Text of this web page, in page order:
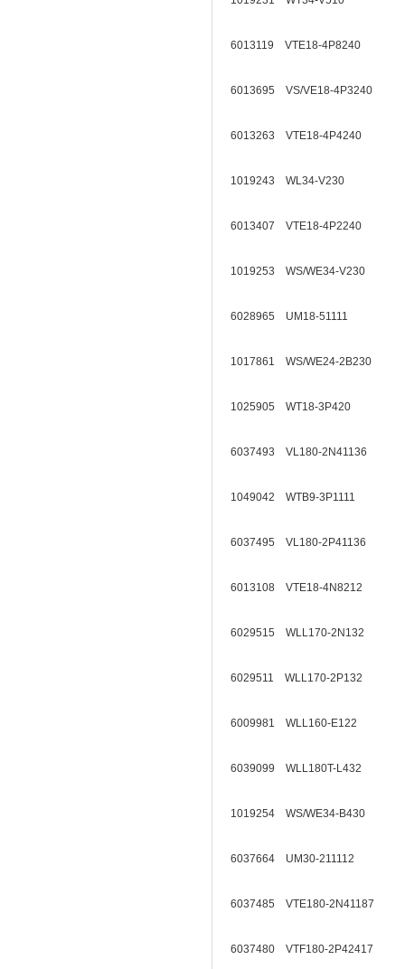
6013119 VTE18-4P8240
6013695 VS/VE18-4P3240
6013263 VTE18-4P4240
1019243 WL34-V230
6013407 VTE18-4P2240
1019253 WS/WE34-V230
6028965 UM18-51111
1017861 WS/WE24-2B230
1025905 WT18-3P420
6037493 VL180-2N41136
1049042 WTB9-3P1111
6037495 VL180-2P41136
6013108 VTE18-4N8212
6029515 WLL170-2N132
6029511 WLL170-2P132
6009981 WLL160-E122
6039099 WLL180T-L432
1019254 WS/WE34-B430
6037664 UM30-211112
6037485 VTE180-2N41187
6037480 VTF180-2P42417